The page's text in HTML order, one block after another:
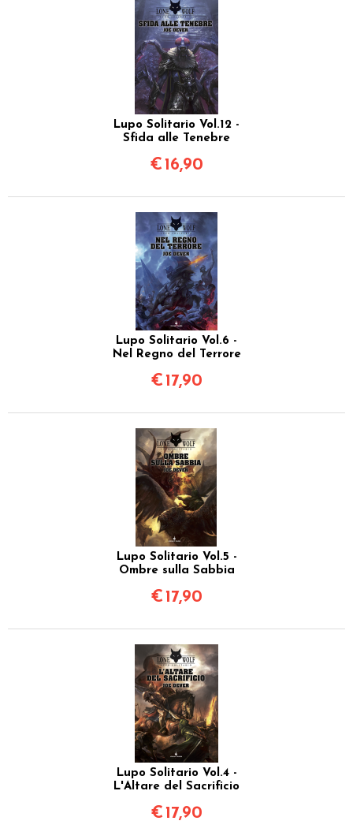
Lupo Solitario Vol.12 -
Sfida alle Tenebre
€ 16,90
Lupo Solitario Vol.6 -
Nel Regno del Terrore
€ 17,90
Lupo Solitario Vol.5 -
Ombre sulla Sabbia
€ 17,90
Lupo Solitario Vol.4 -
L'Altare del Sacrificio
€ 17,90